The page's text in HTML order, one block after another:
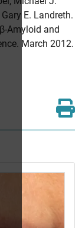
E. Landreth.
Amyloid and
March 2012.